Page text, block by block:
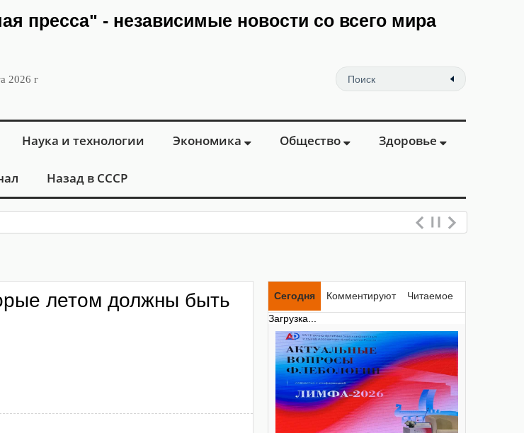
пресса" - независимые новости со всего мира
2026 г
Наука и технологии Экономика Общество Здоровье
Назад в СССР
цен
летом должны быть
Сегодня Комментируют
Читаемое
Загрузка...